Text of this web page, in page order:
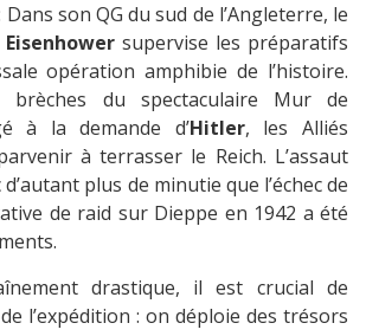
son QG du sud de l’Angleterre, le
supervise les préparatifs
opération amphibie de l’histoire.
du spectaculaire Mur de
à la demande d’Hitler, les Alliés
à terrasser le Reich. L’assaut
plus de minutie que l’échec de
de raid sur Dieppe en 1942 a été
drastique, il est crucial de
l’expédition : on déploie des trésors